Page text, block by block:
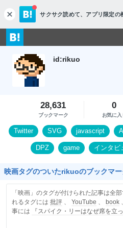
c
l
o
s
サクサク読めて、 アプリ限定の
id:rikuo
28,631
ブックマーク
0
お気に入
Twitter SVG javascript
DPZ game インタビ
映画タグのついたrikuoのブックマー
「映画」のタグが付けられた記事は全部で92件あ
れるタグには 批評 、 YouTube 、 book
事には
『スパイク・リーはなぜ席を立